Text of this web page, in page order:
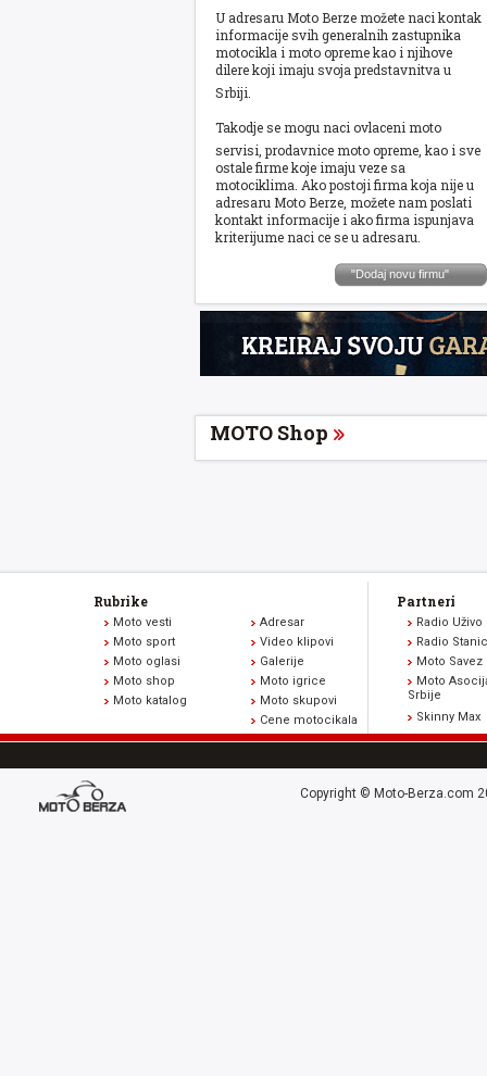
U adresaru Moto Berze možete naci kontak
informacije svih generalnih zastupnika
motocikla i moto opreme kao i njihove
dilere koji imaju svoja predstavnitva u
Srbiji.
Takodje se mogu naci ovlaceni moto
servisi, prodavnice moto opreme, kao i sve
ostale firme koje imaju veze sa
motociklima. Ako postoji firma koja nije u
adresaru Moto Berze, možete nam poslati
kontakt informacije i ako firma ispunjava
kriterijume naci ce se u adresaru.
"Dodaj novu firmu"
MOTO Shop
Rubrike
Moto vesti
Moto sport
Moto oglasi
Moto shop
Moto katalog
Adresar
Video klipovi
Galerije
Moto igrice
Moto skupovi
Cene motocikala
Partneri
Radio Uživo
Radio
Moto Savez
Moto
Srbije
Skinny Max
Copyright © Moto-Berza.com